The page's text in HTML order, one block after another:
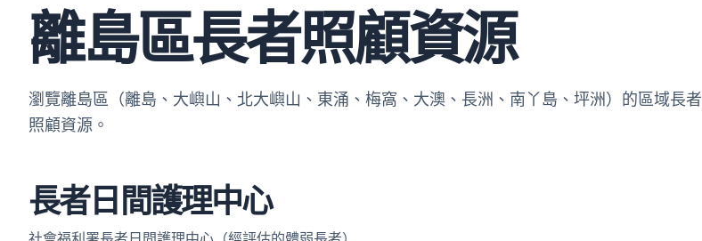
離島區長者照顧資源
瀏覽離島區（離島、大嶼山、北大嶼山、東涌、梅窩、大澳、長洲、南丫島、坪洲）的區域長者
照顧資源。
長者日間護理中心